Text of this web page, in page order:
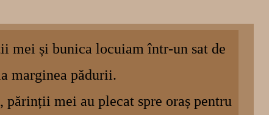
mei și bunica locuiam într-un sat de
marginea pădurii.
părinții mei au plecat spre oraș pentru